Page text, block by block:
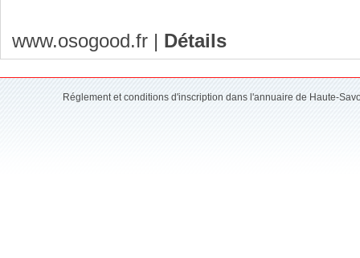
www.osogood.fr | Détails
Réglement et conditions d'inscription dans l'annuaire de Haute-